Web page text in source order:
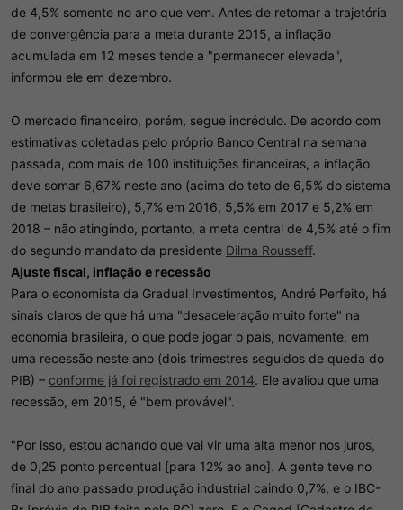
de 4,5% somente no ano que vem. Antes de retomar a trajetória
de convergência para a meta durante 2015, a inflação
acumulada em 12 meses tende a "permanecer elevada",
informou ele em dezembro.
O mercado financeiro, porém, segue incrédulo. De acordo com
estimativas coletadas pelo próprio Banco Central na semana
passada, com mais de 100 instituições financeiras, a inflação
deve somar 6,67% neste ano (acima do teto de 6,5% do sistema
de metas brasileiro), 5,7% em 2016, 5,5% em 2017 e 5,2% em
2018 – não atingindo, portanto, a meta central de 4,5% até o fim
do segundo mandato da presidente Dilma Rousseff.
Ajuste fiscal, inflação e recessão
Para o economista da Gradual Investimentos, André Perfeito, há
sinais claros de que há uma "desaceleração muito forte" na
economia brasileira, o que pode jogar o país, novamente, em
uma recessão neste ano (dois trimestres seguidos de queda do
PIB) – conforme já foi registrado em 2014. Ele avaliou que uma
recessão, em 2015, é "bem provável".
"Por isso, estou achando que vai vir uma alta menor nos juros,
de 0,25 ponto percentual [para 12% ao ano]. A gente teve no
final do ano passado produção industrial caindo 0,7%, e o IBC-